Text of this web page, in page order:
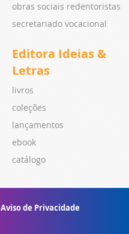
obras sociais redentoristas
secretariado vocacional
Editora Ideias &
Letras
livros
coleções
lançamentos
ebook
catálogo
Aviso de Privacidade